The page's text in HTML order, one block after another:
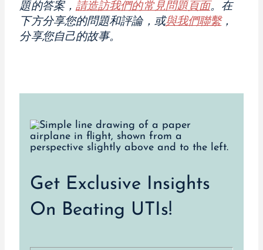
題的答案， 請造訪我們的常見問題頁面。在
下方分享您的問題和評論，或與我們聯繫，
分享您自己的故事。
Get Exclusive Insights
On Beating UTIs!